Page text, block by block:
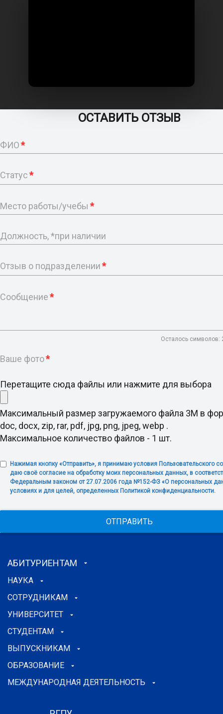
ОСТАВИТЬ ОТЗЫВ
ФИО*
Статус*
Место работы/учебы *
Должность, *при наличии
Отзыв о подразделении*
Сообщение*
Осталось символов:
Ваше фото*
Перетащите сюда файлы или нажмите для выбора
Максимальный размер загружаемого файла 3M в
doc, docx, zip, rar, pdf, jpg, png, jpeg, webp .
Максимальное количество файлов - 1 шт.
Нажимая кнопку «Отправить», я принимаю условия Пользовательского
даю своё согласие на обработку моих персональных данных, в
Федеральным законом от 27.07.2006 года №152-ФЗ «О персональных
условиях и для целей, определенных Политикой конфиденциальности.
ОТПРАВИТЬ
АБИТУРИЕНТАМ
НАУКА
СОТРУДНИКАМ
УНИВЕРСИТЕТ
СТУДЕНТАМ
ВЫПУСКНИКАМ
ОБРАЗОВАНИЕ
МЕЖДУНАРОДНАЯ ДЕЯТЕЛЬНОСТЬ